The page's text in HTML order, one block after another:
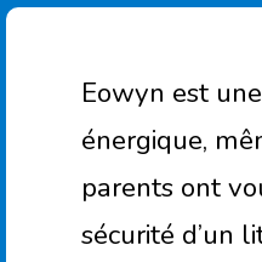
Eowyn est
énergique,
parents ont
sécurité d’un